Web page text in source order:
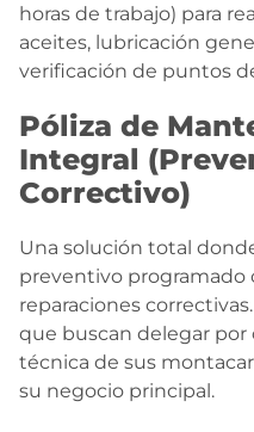
horas de trabajo) para
aceites, lubricación
verificación de puntos
Póliza de
Integral
Correctivo)
Una solución total
preventivo programado
reparaciones
que buscan delegar
técnica de sus
su negocio principal.